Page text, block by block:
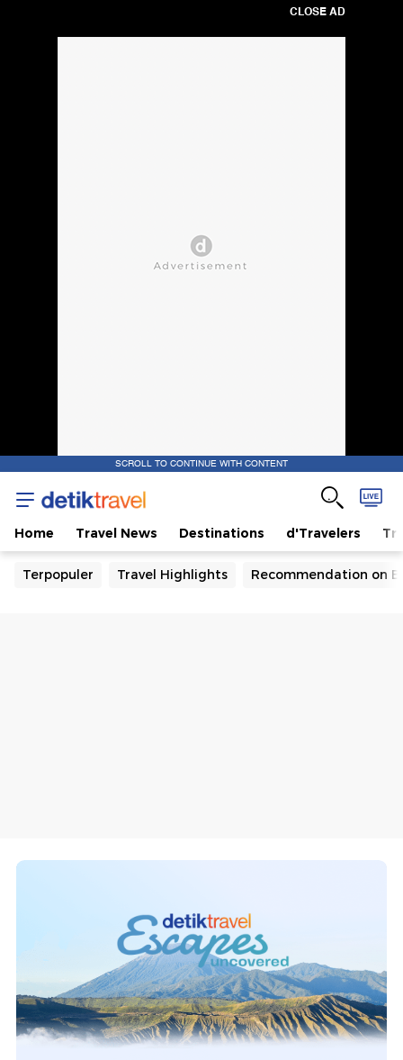
CLOSE AD
SCROLL TO CONTINUE WITH CONTENT
Home Travel News Destinations d'Travelers
Terpopuler Travel Highlights Recommendation on